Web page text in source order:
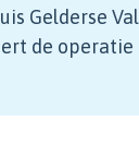
Gelderse
de operatie